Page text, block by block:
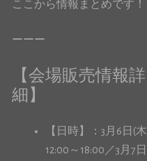
ここから情報まとめです！
ーーー
【会場販売情報詳
細】
【日時】：3月6日(
12:00～18:00／3月7